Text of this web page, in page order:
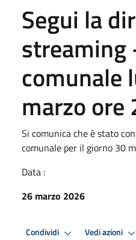
Segui la
streaming
comunale
marzo ore
Si comunica che è stato
comunale per il giorno 30
Data :
26 marzo 2026
Condividi Vedi azioni